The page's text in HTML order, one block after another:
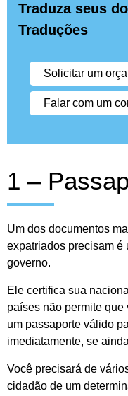
Traduza seus
Traduções
Solicitar um
Falar com um
1 –
Um dos documentos
expatriados precisam é
governo.
Ele certifica sua
países não permite que
um passaporte válido
imediatamente, se
Você precisará de
cidadão de um